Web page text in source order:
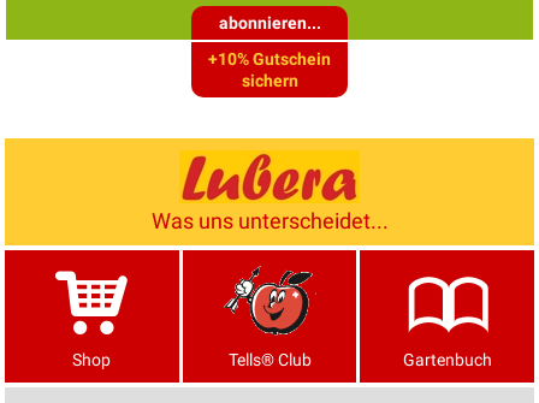
abonnieren...
+10% Gutschein
sichern
Was uns unterscheidet...
Shop Tells® Club Gartenbuch